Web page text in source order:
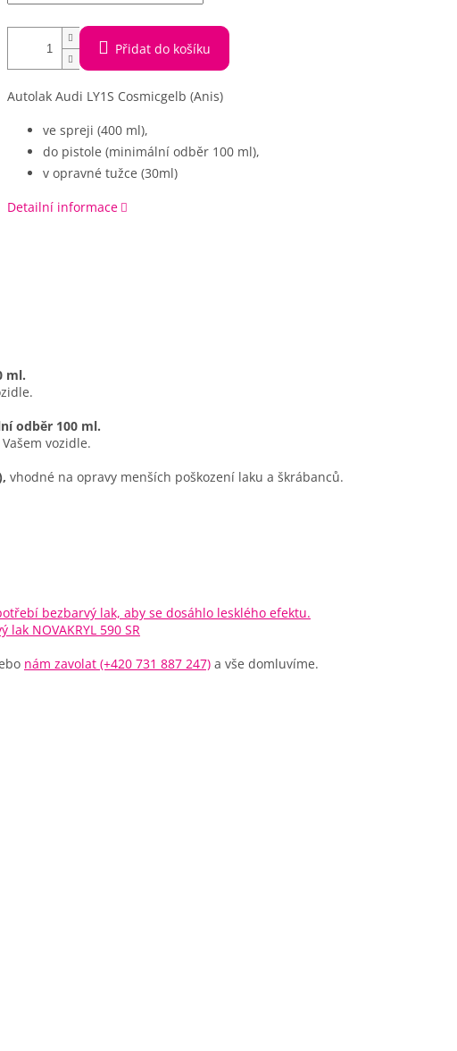
Přidat do košíku
Autolak Audi LY1S Cosmicgelb (Anis)
ve spreji (400 ml),
do pistole (minimální odběr 100 ml),
v opravné tužce (30ml)
Detailní informace
ml.
odběr 100 ml.
vozidle.
vhodné na opravy menších poškození laku a škrábanců.
bezbarvý lak, aby se dosáhlo lesklého efektu.
NOVAKRYL 590 SR
nám zavolat (+420 731 887 247) a vše domluvíme.